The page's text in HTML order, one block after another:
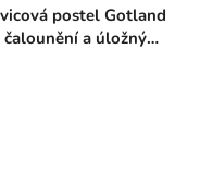
postel Gotland
čalounění a úložný